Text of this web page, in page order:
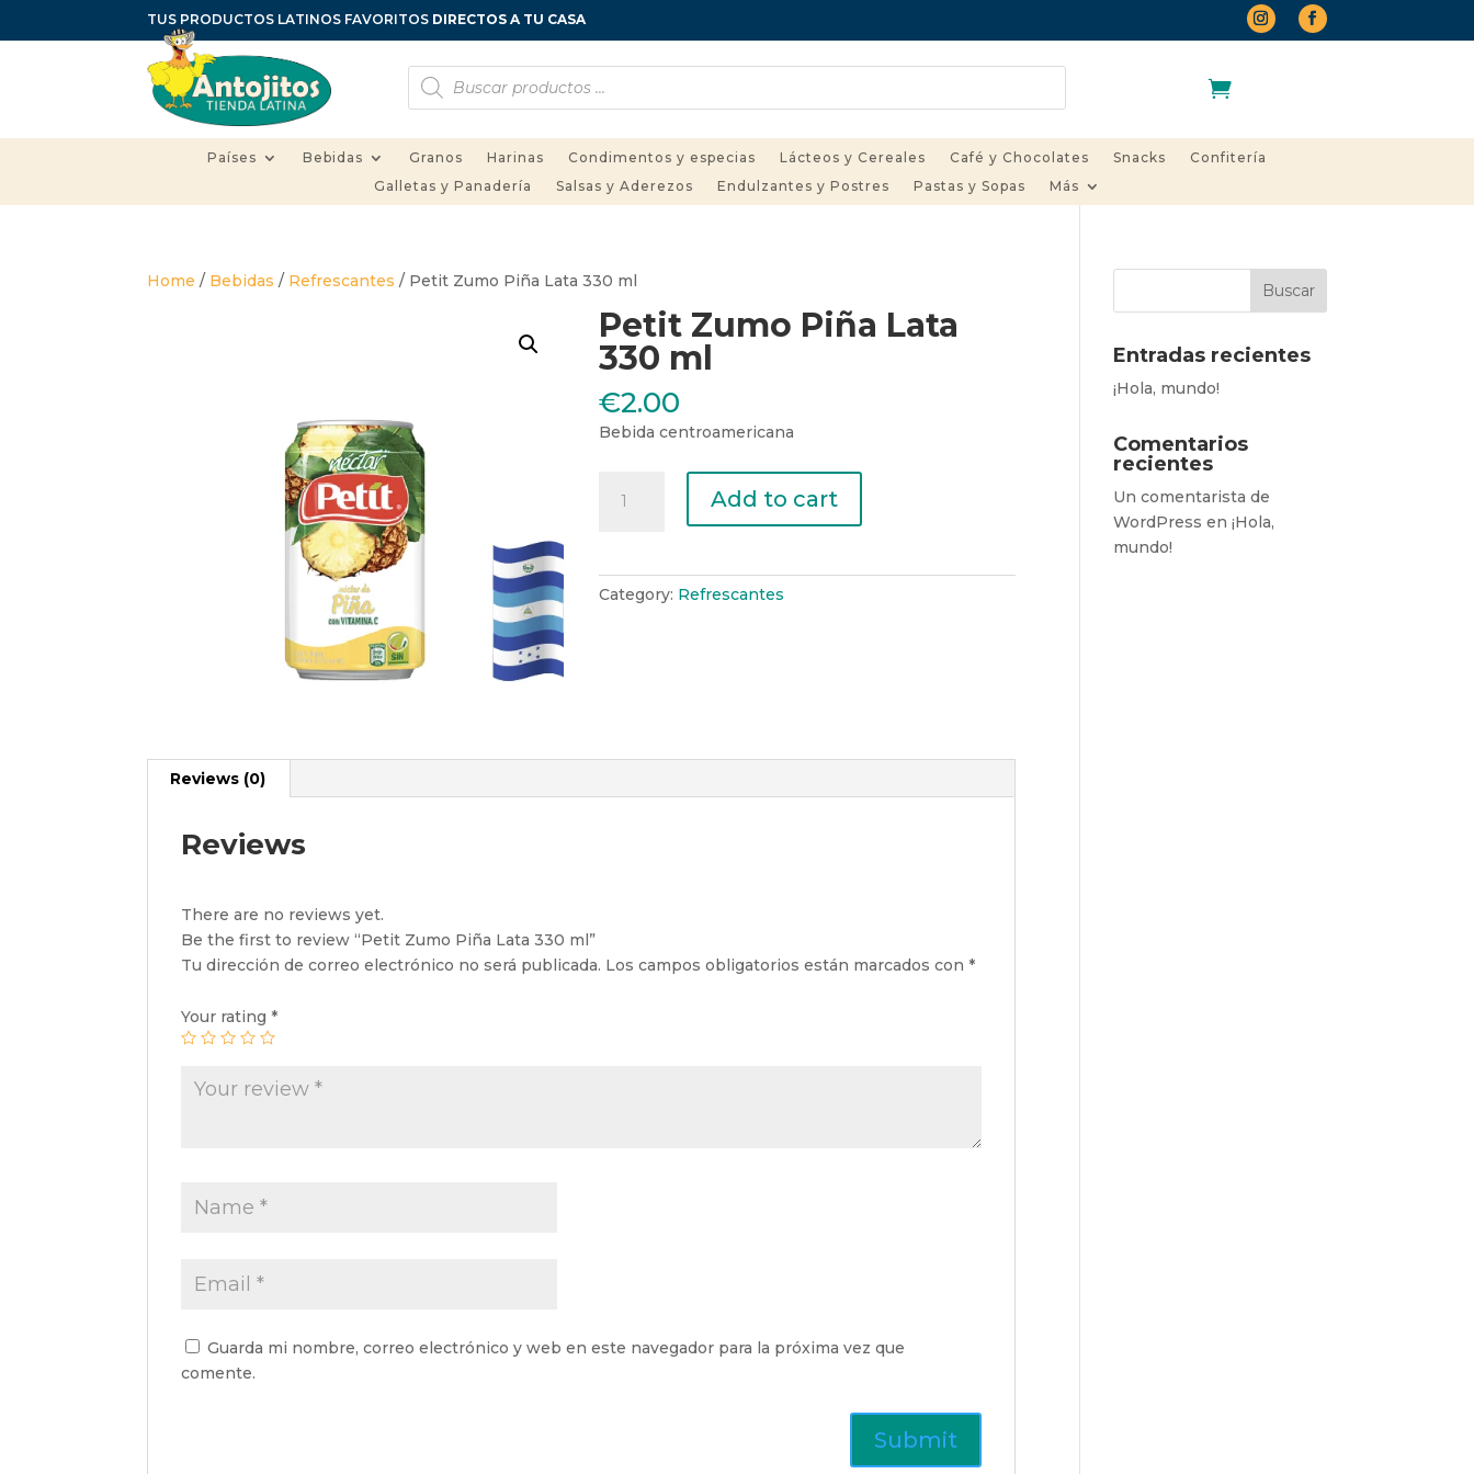
TUS PRODUCTOS LATINOS FAVORITOS DIRECTOS A TU CASA
Búsqueda
de
productos
Países Bebidas Granos Harinas Condimentos y especias Lácteos y Cereales Café y Chocolates Snacks
Confitería
Galletas y Panadería
Salsas y Aderezos Endulzantes y Postres Pastas y Sopas Más
Home / Bebidas / Refrescantes / Petit Zumo Piña Lata 330 ml
Petit Zumo Piña Lata
330 ml
€2.00
Bebida centroamericana
Zumo
Add to cart
Category: Refrescantes
Reviews (0)
Reviews
There are no reviews yet.
Be the first to review “Petit Zumo Piña Lata 330 ml”
Tu dirección de correo electrónico no será publicada. Los campos obligatorios están marcados con*
Your rating*
Guarda mi nombre, correo electrónico y web en este navegador para la próxima vez que
comente.
Entradas recientes
¡Hola, mundo!
Comentarios
recientes
Un comentarista de
WordPress en¡Hola,
mundo!